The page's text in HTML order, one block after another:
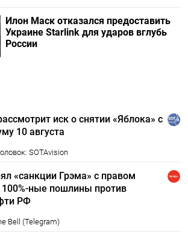
Илон Маск отказался предоставить
Украине Starlink для ударов вглубь
России